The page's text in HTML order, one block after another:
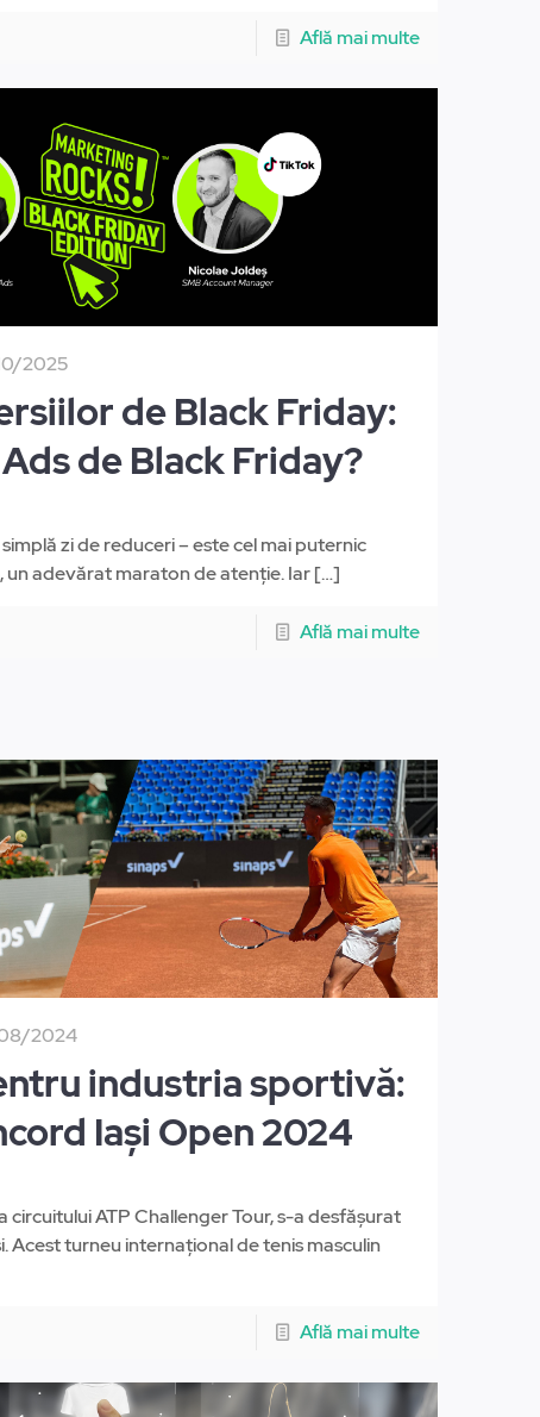
Află mai multe
2025
de Black Friday:
de Black Friday?
zi de reduceri – este cel mai puternic
un adevărat maraton de atenție. Iar[…]
Află mai multe
2024
industria sportivă:
Iași Open 2024
circuitului ATP Challenger Tour, s-a desfășurat
Acest turneu internațional de tenis masculin
Află mai multe